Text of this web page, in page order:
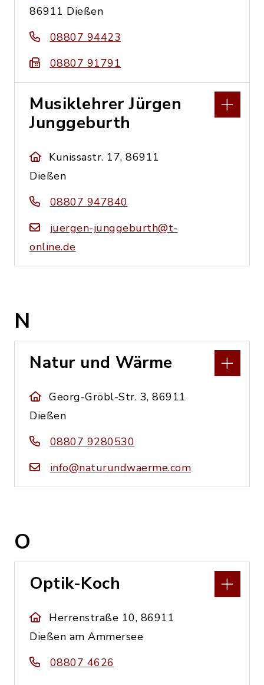
86911 Dießen
08807 94423
08807 91791
Musiklehrer Jürgen
Junggeburth
Kunissastr. 17, 86911
Dießen
08807 947840
juergen-junggeburth@t-
online.de
N
Natur und Wärme
Georg-Gröbl-Str. 3, 86911
Dießen
08807 9280530
info@naturundwaerme.com
O
Optik-Koch
Herrenstraße 10, 86911
Dießen am Ammersee
08807 4626